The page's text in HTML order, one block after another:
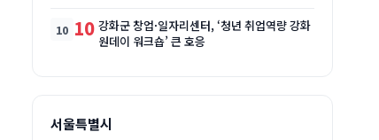
10 강화군 창업·일자리센터, ‘청년 취업역량 강화
원데이 워크숍’ 큰 호응
서울특별시